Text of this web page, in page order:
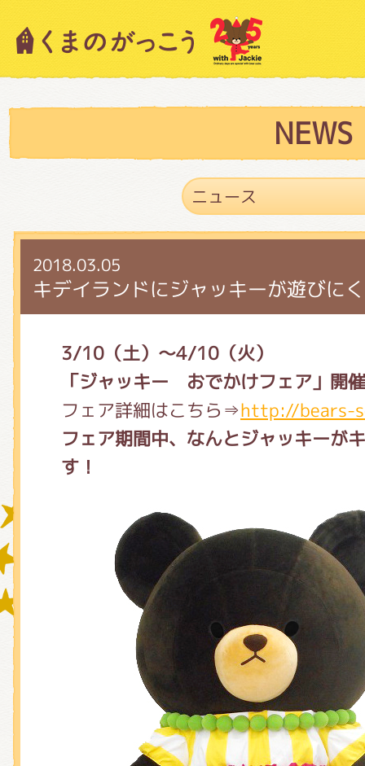
NEWS
2018.03.05
キデイランドにジャッキーが遊びに
3/10（土）～4/10（火）
「ジャッキー おでかけフェア」開
フェア詳細はこちら⇒http://bears-
フェア期間中、なんとジャッキーが
す！
キャラクター紹介
スタッフブログ
絵本・作家紹介
ショップインフォメーション
グッズインフォメーション
ミュージカル・コンサート
おたのしみコンテンツ(クイズ・
チア ジャッキーズ！
くまのがっこう しょくいんしつ